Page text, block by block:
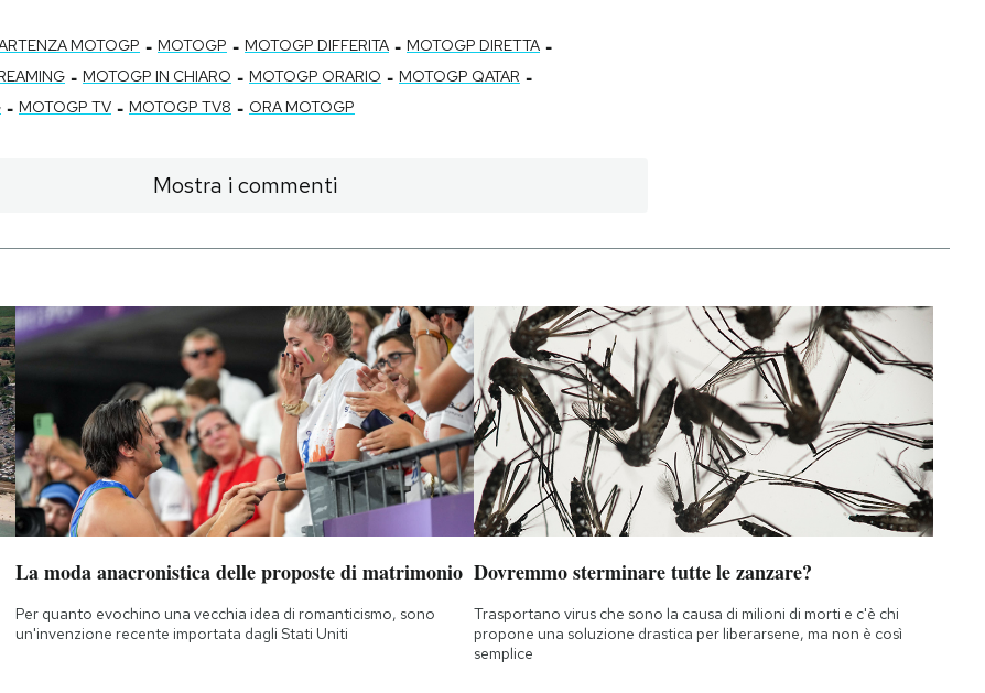
MOTOGP - MOTOGP - MOTOGP DIFFERITA - MOTOGP DIRETTA -
- MOTOGP IN CHIARO - MOTOGP ORARIO - MOTOGP QATAR -
- MOTOGP TV - MOTOGP TV8 - ORA MOTOGP
Mostra i commenti
La moda anacronistica delle proposte di matrimonio
Per quanto evochino una vecchia idea di romanticismo, sono
un'invenzione recente importata dagli Stati Uniti
Dovremmo sterminare tutte le zanzare?
Trasportano virus che sono la causa di milioni di morti e c'è chi
propone una soluzione drastica per liberarsene, ma non è così
semplice